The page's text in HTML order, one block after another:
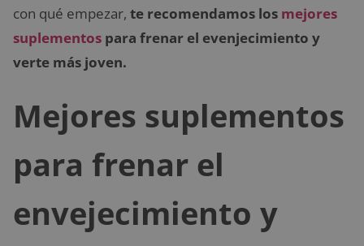
con qué empezar, te recomendamos los mejores
suplementos para frenar el evenjecimiento y
verte más joven.
Mejores suplementos
para frenar el
envejecimiento y